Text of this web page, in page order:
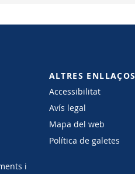
i
ALTRES ENLLAÇOS
Accessibilitat
Avís legal
Mapa del web
Política de galetes